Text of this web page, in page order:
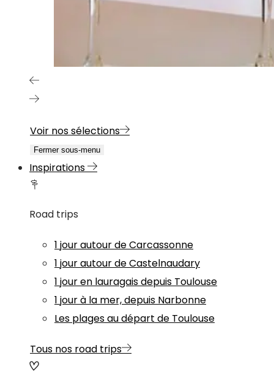
Voir nos sélections
Fermer sous-menu
Inspirations
Road trips
1 jour autour de Carcassonne
1 jour autour de Castelnaudary
1 jour en lauragais depuis Toulouse
1 jour à la mer, depuis Narbonne
Les plages au départ de Toulouse
Tous nos road trips